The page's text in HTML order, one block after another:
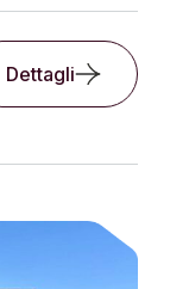
Dettagli